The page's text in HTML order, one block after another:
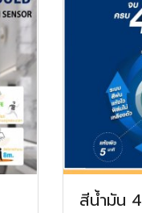
สีน้ำมัน